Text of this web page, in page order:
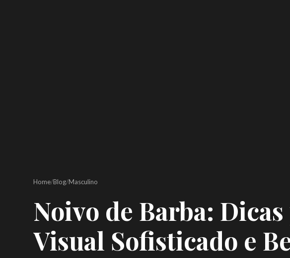
Home/Blog/Masculino
Noivo de Barba:
Visual Sofisticado e